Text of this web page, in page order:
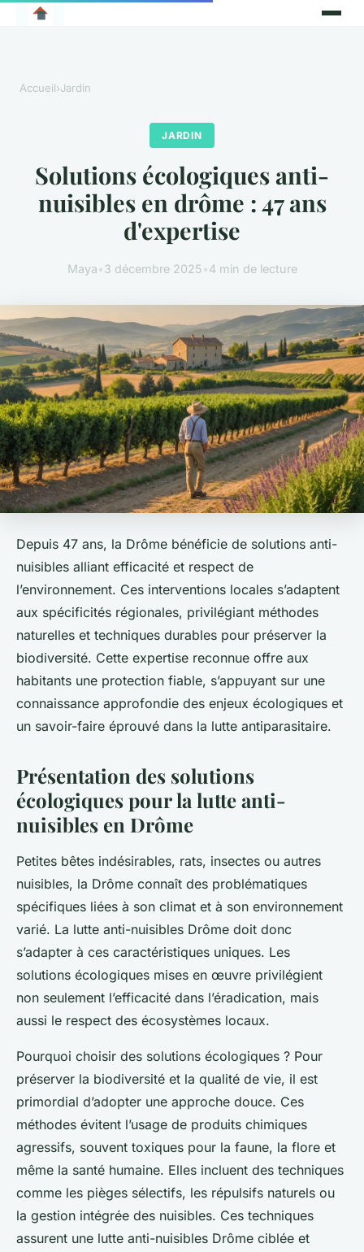
Accueil›Jardin
JARDIN
Solutions écologiques anti-
nuisibles en drôme : 47 ans
d'expertise
Maya•3 décembre 2025•4 min de lecture
Depuis 47 ans, la Drôme bénéficie de solutions anti-
nuisibles alliant efficacité et respect de
l’environnement. Ces interventions locales s’adaptent
aux spécificités régionales, privilégiant méthodes
naturelles et techniques durables pour préserver la
biodiversité. Cette expertise reconnue offre aux
habitants une protection fiable, s’appuyant sur une
connaissance approfondie des enjeux écologiques et
un savoir-faire éprouvé dans la lutte antiparasitaire.
Présentation des solutions
écologiques pour la lutte anti-
nuisibles en Drôme
Petites bêtes indésirables, rats, insectes ou autres
nuisibles, la Drôme connaît des problématiques
spécifiques liées à son climat et à son environnement
varié. La lutte anti-nuisibles Drôme doit donc
s’adapter à ces caractéristiques uniques. Les
solutions écologiques mises en œuvre privilégient
non seulement l’efficacité dans l’éradication, mais
aussi le respect des écosystèmes locaux.
Pourquoi choisir des solutions écologiques ? Pour
préserver la biodiversité et la qualité de vie, il est
primordial d’adopter une approche douce. Ces
méthodes évitent l’usage de produits chimiques
agressifs, souvent toxiques pour la faune, la flore et
même la santé humaine. Elles incluent des techniques
comme les pièges sélectifs, les répulsifs naturels ou
la gestion intégrée des nuisibles. Ces techniques
assurent une lutte anti-nuisibles Drôme ciblée et